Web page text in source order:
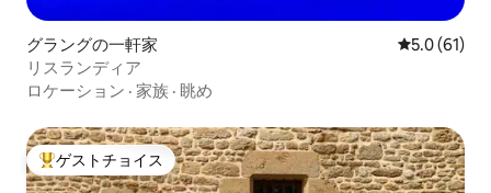
グラングの一軒家 レビュー61
5.0 (61)
リスランディア
ロケーション · 家族 · 眺め
大好評のゲストチョイスです。
ゲストチョイス